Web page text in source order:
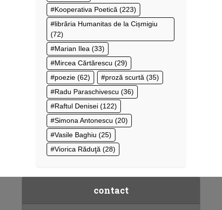
Kooperativa Poetică (223)
librăria Humanitas de la Cișmigiu
(72)
Marian Ilea (33)
Mircea Cărtărescu (29)
poezie (62) proză scurtă (35)
Radu Paraschivescu (36)
Raftul Denisei (122)
Simona Antonescu (20)
Vasile Baghiu (25)
Viorica Răduţă (28)
contact